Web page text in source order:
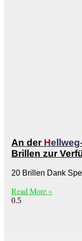
An der H
Brillen zur
20 Brillen Dank
Read More »